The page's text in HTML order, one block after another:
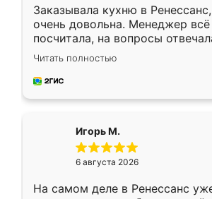
Заказывала кухню в
очень довольна. Менеджер
посчитала, на вопросы
Замерщик приехал в субботу,
делу со всей
за день, ребята работали
Читать полностью
Игорь М.
6 августа 2026
На самом деле в Ренессанс